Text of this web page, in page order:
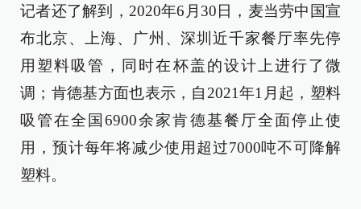
记者还了解到，2020年6月30日，麦当劳中国宣
布北京、上海、广州、深圳近千家餐厅率先停
用塑料吸管，同时在杯盖的设计上进行了微
调；肯德基方面也表示，自2021年1月起，塑料
吸管在全国6900余家肯德基餐厅全面停止使
用，预计每年将减少使用超过7000吨不可降解
塑料。